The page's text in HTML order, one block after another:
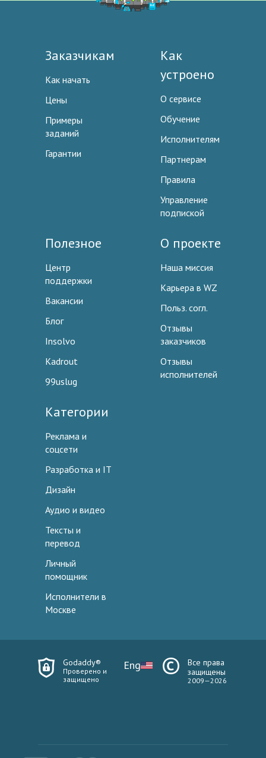
Заказчикам
Как начать
Цены
Примеры
заданий
Гарантии
Как
устроено
О сервисе
Обучение
Исполнителям
Партнерам
Правила
Управление
подпиской
Полезное
Центр
поддержки
Вакансии
Блог
Insolvo
Kadrout
99uslug
О проекте
Наша миссия
Карьера в WZ
Польз. согл.
Отзывы
заказчиков
Отзывы
исполнителей
Категории
Реклама и
соцсети
Разработка и IT
Дизайн
Аудио и видео
Тексты и
перевод
Личный
помощник
Исполнители в
Москве
Godaddy®
Проверено и
защищено
Eng
Все права
защищены
2009—2026